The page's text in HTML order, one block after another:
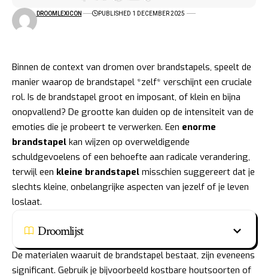
DROOMLEXICON PUBLISHED 1 DECEMBER 2025
Binnen de context van dromen over brandstapels, speelt de
manier waarop de brandstapel *zelf* verschijnt een cruciale
rol. Is de brandstapel groot en imposant, of klein en bijna
onopvallend? De grootte kan duiden op de intensiteit van de
emoties die je probeert te verwerken. Een enorme
brandstapel kan wijzen op overweldigende
schuldgevoelens of een behoefte aan radicale verandering,
terwijl een kleine brandstapel misschien suggereert dat je
slechts kleine, onbelangrijke aspecten van jezelf of je leven
loslaat.
Droomlijst
De materialen waaruit de brandstapel bestaat, zijn eveneens
significant. Gebruik je bijvoorbeeld kostbare houtsoorten of